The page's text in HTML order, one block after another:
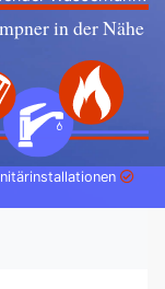
in der Nähe